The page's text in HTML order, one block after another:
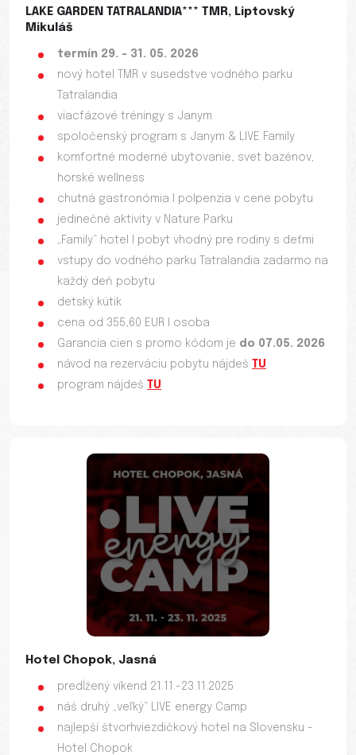
LAKE GARDEN TATRALANDIA*** TMR, Liptovský
Mikuláš
termín 29. - 31. 05. 2026
nový hotel TMR v susedstve vodného parku
Tatralandia
viacfázové tréningy s Janym
spoločenský program s Janym & LIVE Family
komfortné moderné ubytovanie, svet bazénov,
horské wellness
chutná gastronómia I polpenzia v cene pobytu
jedinečné aktivity v Nature Parku
„Family“ hotel I pobyt vhodný pre rodiny s deťmi
vstupy do vodného parku Tatralandia zadarmo na
každý deň pobytu
detský kútik
cena od 355,60 EUR I osoba
Garancia cien s promo kódom je do 07.05. 2026
návod na rezerváciu pobytu nájdeš
TU
program nájdeš
TU
Hotel Chopok, Jasná
predĺžený víkend 21.11.-23.11.2025
náš druhý „veľký“ LIVE energy Camp
najlepší štvorhviezdičkový hotel na Slovensku -
Hotel Chopok